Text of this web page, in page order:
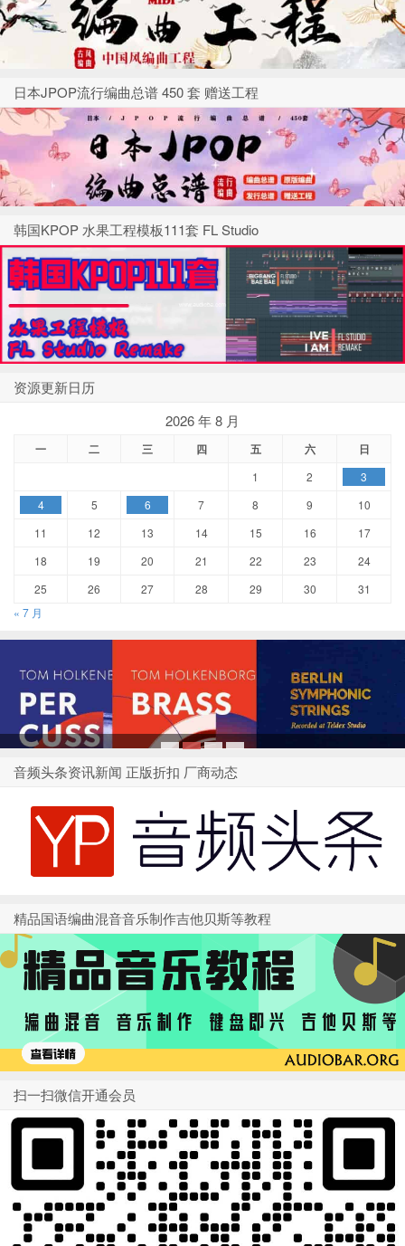
日本JPOP流行编曲总谱 450 套 赠送工程
韩国KPOP 水果工程模板111套 FL Studio
资源更新日历
2026 年 8 月
一 二 三 四 五 六 日
1 2
3
4
5 6 7 8 9
10
11
12 13 14 15 16
17
18
19 20 21 22 23
24
25
26 27 28 29 30
31
« 7 月
1 2 3 4
音频头条资讯新闻 正版折扣 厂商动态
精品国语编曲混音音乐制作吉他贝斯等教程
扫一扫微信开通会员